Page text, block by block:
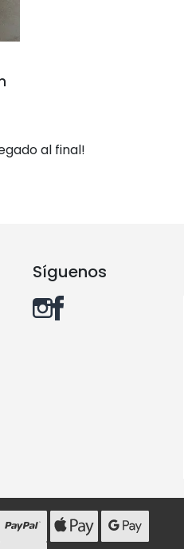
al final!
Síguenos